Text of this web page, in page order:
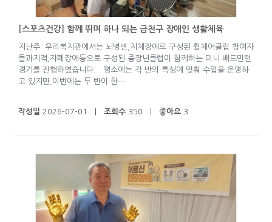
[스포츠건강] 함께 뛰며 하나 되는 금천구 장애인 생활체육
지난주 우리복지관에서는 뇌병변,지체장애로 구성된 휠체어클럽 참여자
들과지적,자폐장애등으로 구성된 중장년클럽이 함께하는 미니 배드민턴
경기를 진행하였습니다. 평소에는 각 반의 특성에 맞춰 수업을 운영하
고 있지만,이번에는 두 반이 한…
작성일 2026-07-01 | 조회수350 | 좋아요3